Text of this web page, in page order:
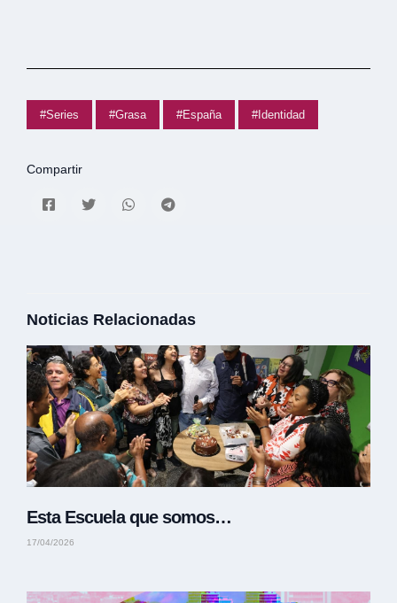
#Series #Grasa #España #Identidad
Compartir
Noticias Relacionadas
Esta Escuela que somos…
17/04/2026